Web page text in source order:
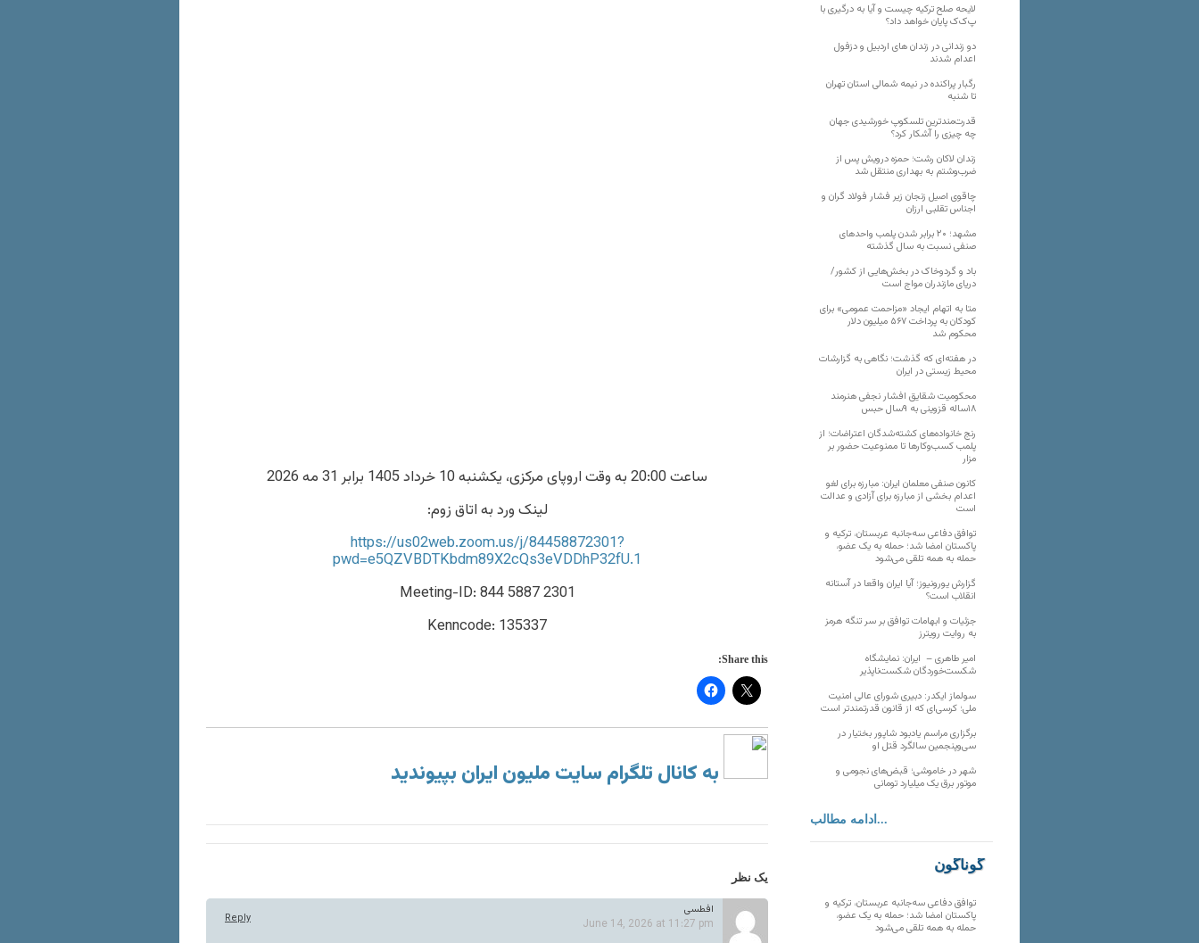
ساعت 20:00 به وقت اروپای مرکزی، یکشنبه 10 خرداد 1405 برابر 31 مه 2026
لینک ورد به اتاق زوم:
https://us02web.zoom.us/j/84458872301?
pwd=e5QZVBDTKbdm89X2cQs3eVDDhP32fU.1
Meeting-ID: 844 5887 2301
Kenncode: 135337
Share this:
به کانال تلگرام سایت ملیون ایران بپیوندید
یک نظر
Reply
افطسی
June 14, 2026 at 11:27 pm
لایحه صلح ترکیه چیست و آیا به درگیری با
پ‌ک‌ک پایان خواهد داد؟
دو زندانی در زندان های اردبیل و دزفول
اعدام شدند
رگبار پراکنده در نیمه شمالی استان تهران
تا شنبه
قدرت‌مندترین تلسکوپ خورشیدی جهان
چه چیزی را آشکار کرد؟
زندان لاکان رشت؛ حمزه درویش پس از
ضرب‌وشتم به بهداری منتقل شد
چاقوی اصیل زنجان زیر فشار فولاد گران و
اجناس تقلبی ارزان
مشهد؛ ۲۰ برابر شدن پلمب واحدهای
صنفی نسبت به سال گذشته
باد و گردوخاک در بخش‌هایی از کشور/
دریای مازندران مواج است
متا به اتهام ایجاد «مزاحمت عمومی» برای
کودکان به پرداخت ۵۶۷ میلیون دلار
محکوم شد
در هفته‌ای که گذشت؛ نگاهی به گزارشات
محیط زیستی در ایران
محکومیت شقایق افشار نجفی هنرمند
۱۸ساله قزوینی به ۹سال حبس
رنج خانواده‌های کشته‌شدگان اعتراضات؛ از
پلمب کسب‌وکارها تا ممنوعیت حضور بر
مزار
کانون صنفی معلمان ایران: مبارزه برای لغو
اعدام بخشی از مبارزه برای آزادی و عدالت
است
توافق دفاعی سه‌جانبه عربستان، ترکیه و
پاکستان امضا شد؛ حمله به یک عضو،
حمله به همه تلقی می‌شود
گزارش یورونیوز؛ آیا ایران واقعا در آستانه
انقلاب است؟
جزئیات و ابهامات توافق بر سر تنگه هرمز
به روایت رویترز
امیر طاهری – ایران: نمایشگاه
شکست‌خوردگان شکست‌ناپذیر
سولماز ایکدر: دبیری شورای عالی امنیت
ملی؛ کرسی‌ای که از قانون قدرتمندتر است
برگزاری مراسم یادبود شاپور بختیار در
سی‌وپنجمین سالگرد قتل او
شهر در خاموشی؛ قبض‌های نجومی و
موتور برق یک میلیارد تومانی
ادامه مطالب...
گوناگون
توافق دفاعی سه‌جانبه عربستان، ترکیه و
پاکستان امضا شد؛ حمله به یک عضو،
حمله به همه تلقی می‌شود